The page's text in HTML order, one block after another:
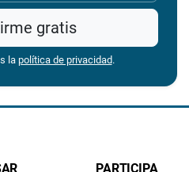
gratis
lapolítica de privacidad.
PARTICIPA